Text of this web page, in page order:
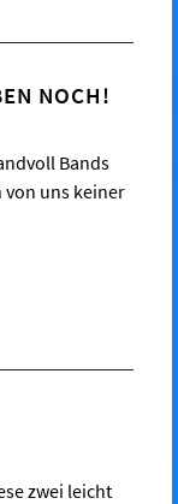
NOCH!
Bands
von uns keiner
zwei leicht